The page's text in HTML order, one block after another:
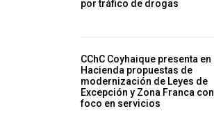
por tráfico de drogas
CChC Coyhaique presenta en
Hacienda propuestas de
modernización de Leyes de
Excepción y Zona Franca con
foco en servicios